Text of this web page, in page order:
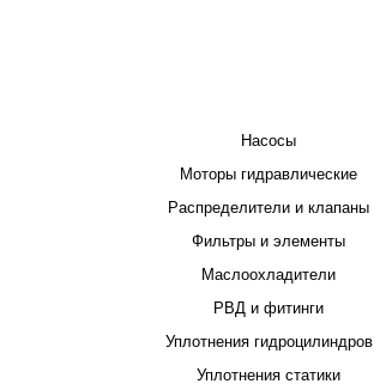
Насосы
Моторы гидравлические
Распределители и клапаны
Фильтры и элементы
Маслоохладители
РВД и фитинги
Уплотнения гидроцилиндров
Уплотнения статики